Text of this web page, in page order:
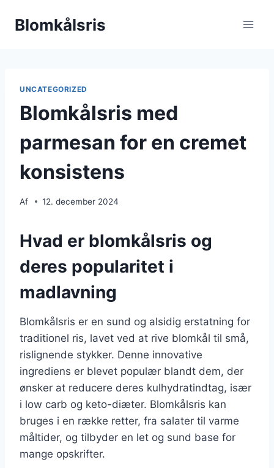
Blomkålsris
UNCATEGORIZED
Blomkålsris med
parmesan for en cremet
konsistens
Af 12. december 2024
Hvad er blomkålsris og
deres popularitet i
madlavning
Blomkålsris er en sund og alsidig erstatning for
traditionel ris, lavet ved at rive blomkål til små,
rislignende stykker. Denne innovative
ingrediens er blevet populær blandt dem, der
ønsker at reducere deres kulhydratindtag, især
i low carb og keto-diæter. Blomkålsris kan
bruges i en række retter, fra salater til varme
måltider, og tilbyder en let og sund base for
mange opskrifter.